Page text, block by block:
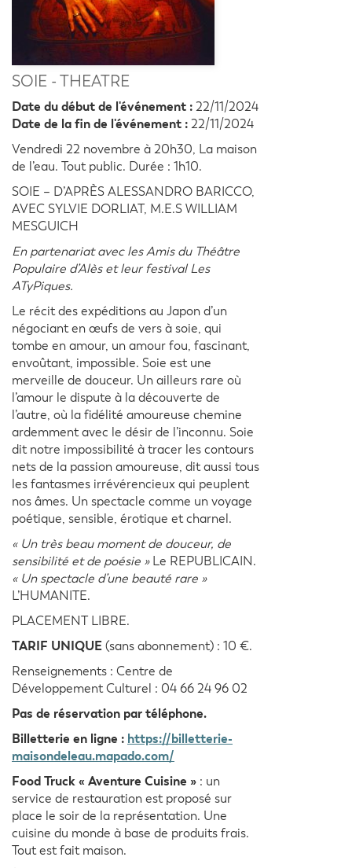
SOIE - THEATRE
Date du début de l'événement : 22/11/2024
Date de la fin de l'événement : 22/11/2024
Vendredi 22 novembre à 20h30, La maison
de l’eau. Tout public. Durée : 1h10.
SOIE – D’APRÈS ALESSANDRO BARICCO,
AVEC SYLVIE DORLIAT, M.E.S WILLIAM
MESGUICH
En partenariat avec les Amis du Théâtre
Populaire d’Alès et leur festival Les
ATyPiques.
Le récit des expéditions au Japon d’un
négociant en œufs de vers à soie, qui
tombe en amour, un amour fou, fascinant,
envoûtant, impossible. Soie est une
merveille de douceur. Un ailleurs rare où
l’amour le dispute à la découverte de
l’autre, où la fidélité amoureuse chemine
ardemment avec le désir de l’inconnu. Soie
dit notre impossibilité à tracer les contours
nets de la passion amoureuse, dit aussi tous
les fantasmes irrévérencieux qui peuplent
nos âmes. Un spectacle comme un voyage
poétique, sensible, érotique et charnel.
« Un très beau moment de douceur, de
sensibilité et de poésie »Le REPUBLICAIN.
« Un spectacle d’une beauté rare »
L’HUMANITE.
PLACEMENT LIBRE.
TARIF UNIQUE (sans abonnement) : 10 €.
Renseignements : Centre de
Développement Culturel : 04 66 24 96 02
Pas de réservation par téléphone.
Billetterie en ligne : https://billetterie-
maisondeleau.mapado.com/
Food Truck « Aventure Cuisine » : un
service de restauration est proposé sur
place le soir de la représentation. Une
cuisine du monde à base de produits frais.
Tout est fait maison.